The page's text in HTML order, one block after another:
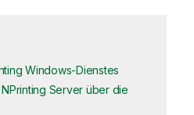
Windows-Dienstes
Server über die